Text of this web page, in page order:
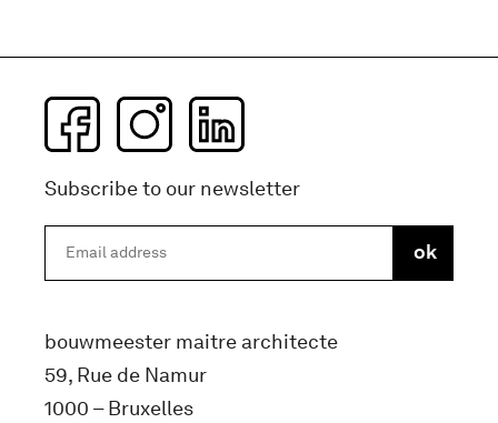
Subscribe to our newsletter
bouwmeester maitre architecte
59, Rue de Namur
1000 – Bruxelles